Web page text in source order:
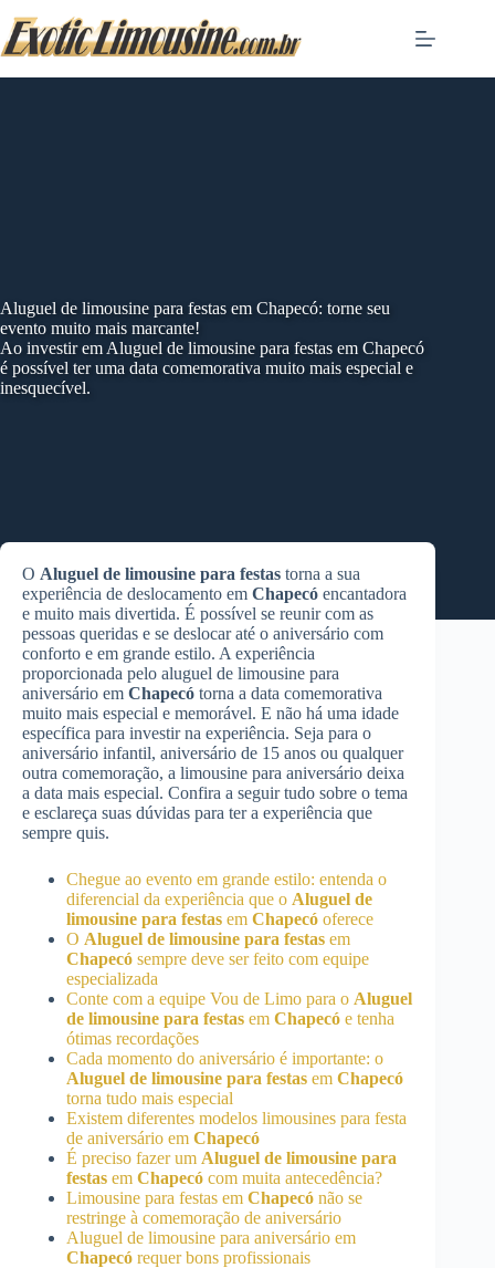
to
content
Aluguel de limousine para festas em Chapecó: torne seu
evento muito mais marcante!
Ao investir em Aluguel de limousine para festas em Chapecó
é possível ter uma data comemorativa muito mais especial e
inesquecível.
O Aluguel de limousine para festas torna a sua
experiência de deslocamento em Chapecó encantadora
e muito mais divertida. É possível se reunir com as
pessoas queridas e se deslocar até o aniversário com
conforto e em grande estilo. A experiência
proporcionada pelo aluguel de limousine para
aniversário em Chapecó torna a data comemorativa
muito mais especial e memorável. E não há uma idade
específica para investir na experiência. Seja para o
aniversário infantil, aniversário de 15 anos ou qualquer
outra comemoração, a limousine para aniversário deixa
a data mais especial. Confira a seguir tudo sobre o tema
e esclareça suas dúvidas para ter a experiência que
sempre quis.
Chegue ao evento em grande estilo: entenda o
diferencial da experiência que o Aluguel de
limousine para festas em Chapecó oferece
O Aluguel de limousine para festas em
Chapecó sempre deve ser feito com equipe
especializada
Conte com a equipe Vou de Limo para o Aluguel
de limousine para festas em Chapecó e tenha
ótimas recordações
Cada momento do aniversário é importante: o
Aluguel de limousine para festas em Chapecó
torna tudo mais especial
Existem diferentes modelos limousines para festa
de aniversário em Chapecó
É preciso fazer um Aluguel de limousine para
festas em Chapecó com muita antecedência?
Limousine para festas em Chapecó não se
restringe à comemoração de aniversário
Aluguel de limousine para aniversário em
Chapecó requer bons profissionais